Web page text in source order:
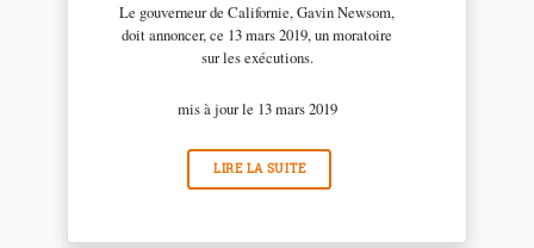
Le gouverneur de Californie, Gavin Newsom,
doit annoncer, ce 13 mars 2019, un moratoire
sur les exécutions.
mis à jour le 13 mars 2019
LIRE LA SUITE